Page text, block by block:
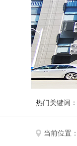
热门关键词：
当前位置：